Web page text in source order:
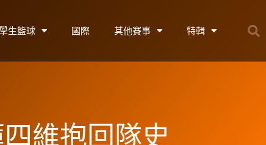
生籃球 國際 其他賽事 特輯
維抱回隊史